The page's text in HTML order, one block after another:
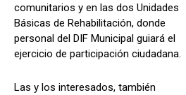
comunitarios y en las dos Unidades
Básicas de Rehabilitación, donde
personal del DIF Municipal guiará el
ejercicio de participación ciudadana.
Las y los interesados, también